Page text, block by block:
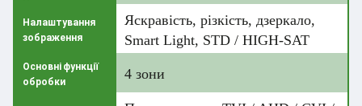
Налаштування
зображення
Яскравість, різкість, дзеркало,
Smart Light, STD / HIGH-SAT
Основні функції
обробки
4 зони